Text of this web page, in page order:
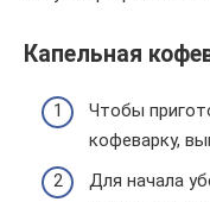
Капельная
Чтобы
кофеварку,
Для начала